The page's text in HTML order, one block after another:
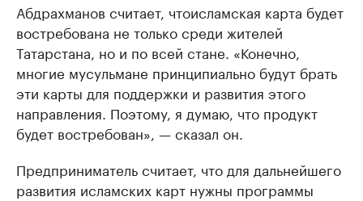
Абдрахманов считает, чтоисламская карта будет
востребована не только среди жителей
Татарстана, но и по всей стане. «Конечно,
многие мусульмане принципиально будут брать
эти карты для поддержки и развития этого
направления. Поэтому, я думаю, что продукт
будет востребован», — сказал он.
Предприниматель считает, что для дальнейшего
развития исламских карт нужны программы